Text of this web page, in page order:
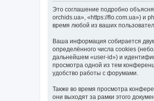
Это соглашение подробно
orchids.ua», «https://flo.com.ua») и
время любой из ваших
Ваша информация собирается
определённого числа cookies
дальнейшем «user-id») и
просмотра одной из тем
удобство работы с форумами.
Также во время просмотра
они выходят за рамки этого